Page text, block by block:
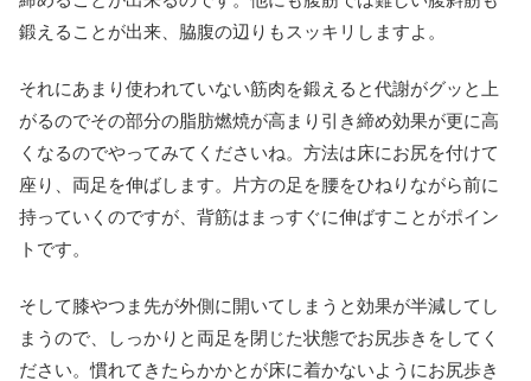
鍛えることが出来、脇腹の辺りもスッキリしますよ。
それにあまり使われていない筋肉を鍛えると代謝がグッと上
がるのでその部分の脂肪燃焼が高まり引き締め効果が更に高
くなるのでやってみてくださいね。方法は床にお尻を付けて
座り、両足を伸ばします。片方の足を腰をひねりながら前に
持っていくのですが、背筋はまっすぐに伸ばすことがポイン
トです。
そして膝やつま先が外側に開いてしまうと効果が半減してし
まうので、しっかりと両足を閉じた状態でお尻歩きをしてく
ださい。慣れてきたらかかとが床に着かないようにお尻歩き